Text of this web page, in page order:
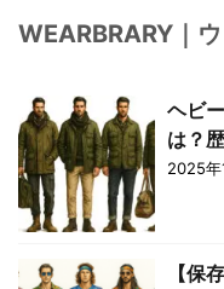
WEARBRARY｜
ヘビ
は？
2025年
【保